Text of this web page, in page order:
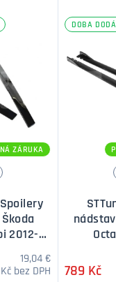
ZÁRUKA
19,04 €
bez DPH
DOBA
789 Kč